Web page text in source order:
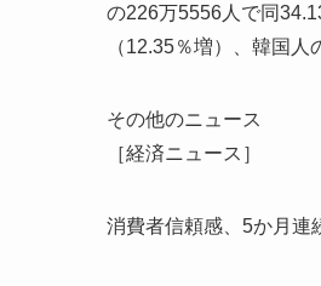
の226万5556人で同
（12.35％増）、韓国人
その他のニュース
［経済ニュース］
消費者信頼感、5か月連